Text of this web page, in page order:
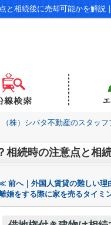
と相続後に売却可能かを解説
（株）シバタ不動産のスタッ
相続時の注意点と相
前へ｜外国人賃貸の難しい理
婚をする際に家を売るタイミ